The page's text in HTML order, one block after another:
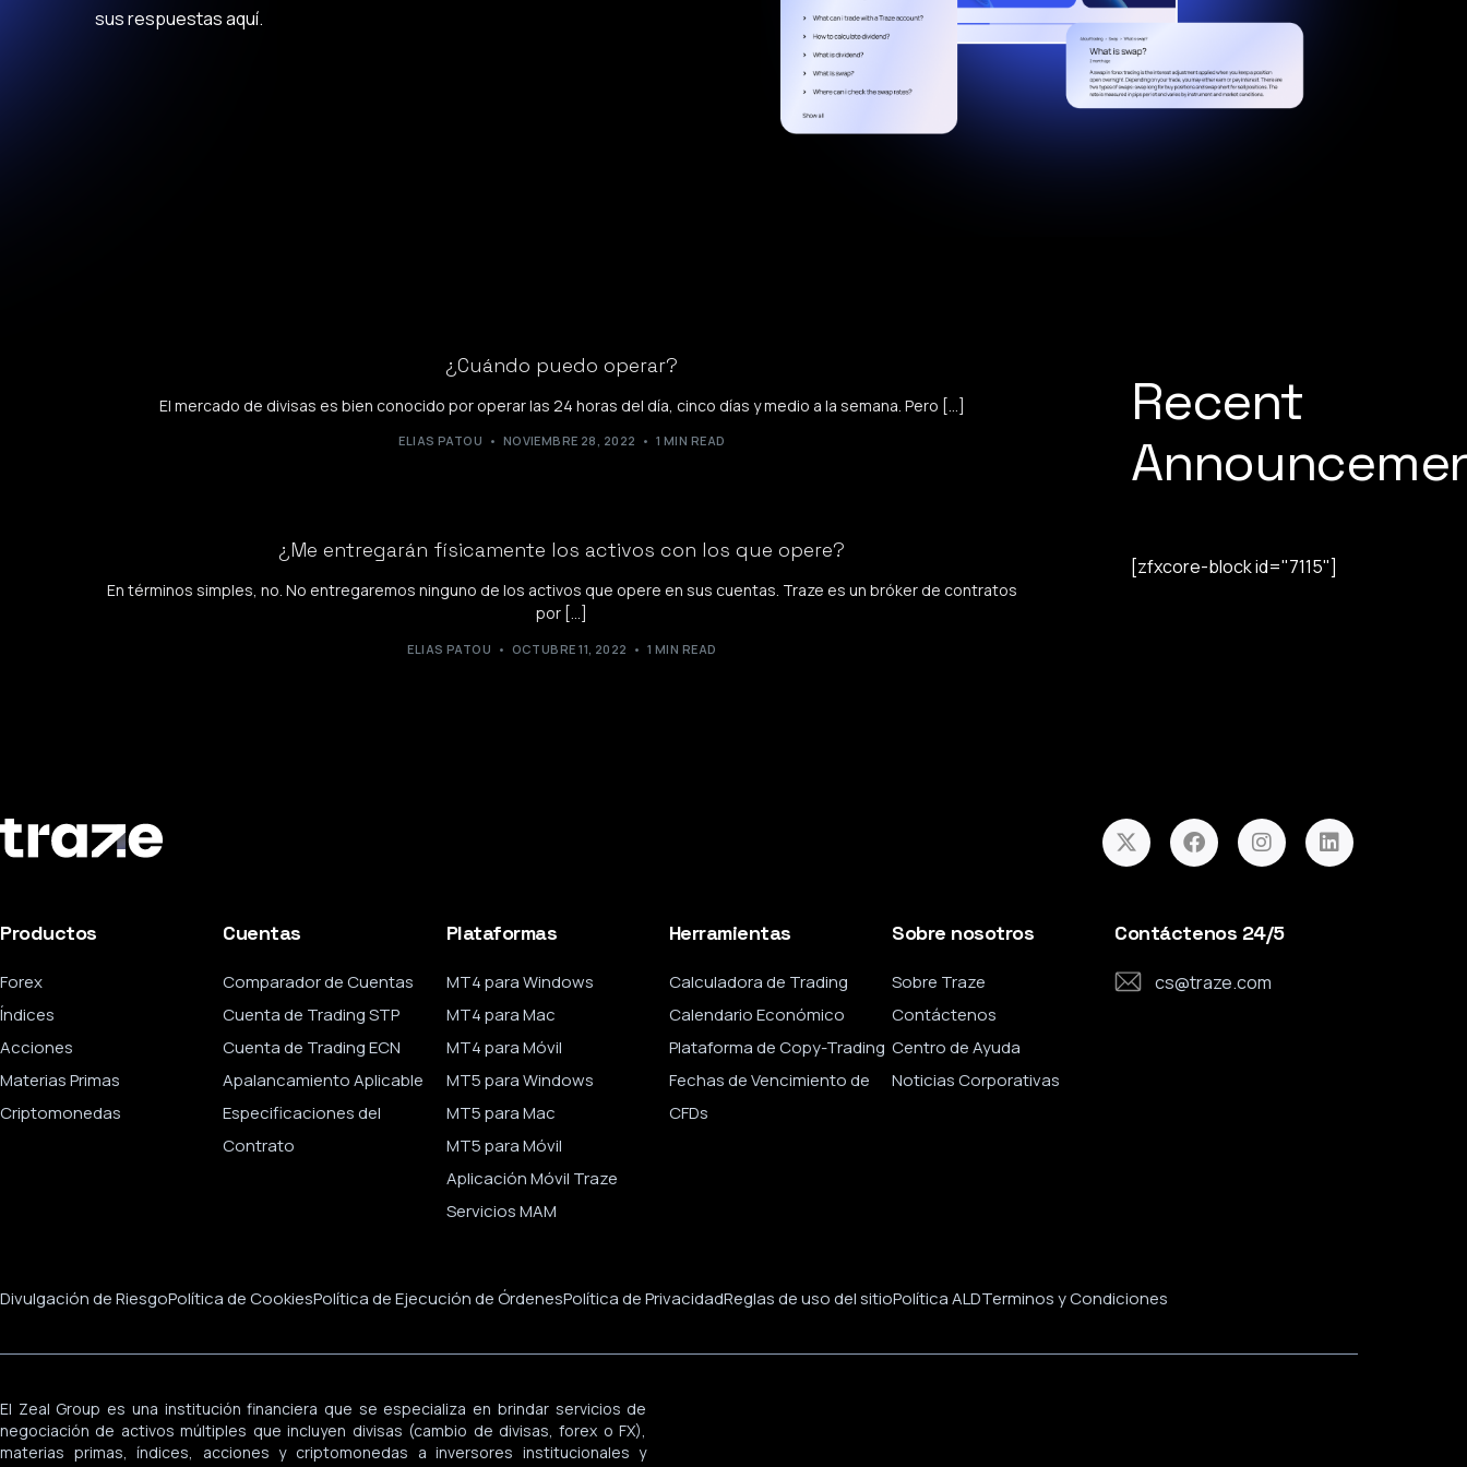
sus respuestas aquí.
¿Cuándo puedo operar?
El mercado de divisas es bien conocido por operar las 24 horas del día, cinco días y medio a la semana. Pero […]
ELIAS PATOU NOVIEMBRE 28, 2022 1 MIN READ
¿Me entregarán físicamente los activos con los que opere?
En términos simples, no. No entregaremos ninguno de los activos que opere en sus cuentas. Traze es un bróker de contratos
por […]
ELIAS PATOU OCTUBRE 11, 2022 1 MIN READ
Recent
[zfxcore-block id="7115"]
Productos
Forex
Índices
Acciones
Materias Primas
Criptomonedas
Cuentas
Comparador de Cuentas
Cuenta de Trading STP
Cuenta de Trading ECN
Apalancamiento Aplicable
Especificaciones del
Contrato
Plataformas
MT4 para Windows
MT4 para Mac
MT4 para Móvil
MT5 para Windows
MT5 para Mac
MT5 para Móvil
Aplicación Móvil Traze
Servicios MAM
Herramientas
Calculadora de Trading
Calendario Económico
Plataforma de Copy-Trading
Fechas de Vencimiento de
CFDs
Sobre nosotros
Sobre Traze
Contáctenos
Centro de Ayuda
Noticias Corporativas
Contáctenos 24/5
cs@traze.com
Divulgación de RiesgoPolítica de CookiesPolítica de Ejecución de ÓrdenesPolítica de PrivacidadReglas de uso del sitioPolítica ALDTerminos y Condiciones
El Zeal Group es una institución financiera que se especializa en brindar servicios de
negociación de activos múltiples que incluyen divisas (cambio de divisas, forex o FX),
materias primas, índices, acciones y criptomonedas a inversores institucionales y